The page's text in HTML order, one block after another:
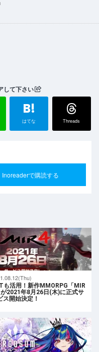
して下さい
B!
はてな Threads
Inoreaderで購読する
も活用！新作MMORPG「MIR
2021年8月26日(木)に正式サ
ス開始決定！